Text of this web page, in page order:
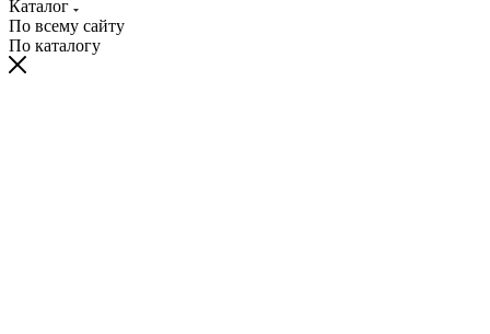
Каталог
По всему сайту
По каталогу